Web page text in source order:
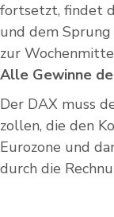
fortsetzt, findet
und dem
zur
Alle Gewinne
Der DAX muss
zollen, die den
Eurozone und
durch die